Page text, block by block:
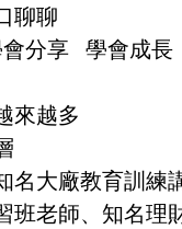
聊聊
會分享 學會成
來越多
大廠教育訓練
班老師、知名理